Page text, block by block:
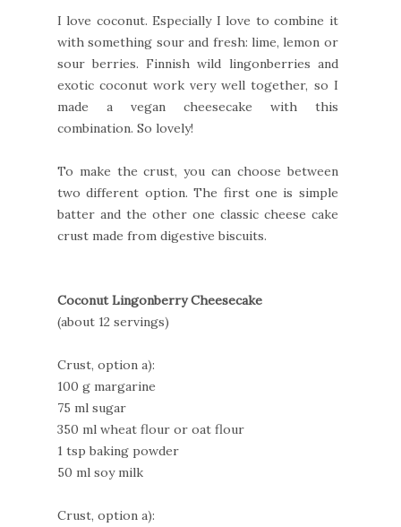
I love coconut. Especially I love to combine it
with something sour and fresh: lime, lemon or
sour berries. Finnish wild lingonberries and
exotic coconut work very well together, so I
made a vegan cheesecake with this
combination. So lovely!
To make the crust, you can choose between
two different option. The first one is simple
batter and the other one classic cheese cake
crust made from digestive biscuits.
Coconut Lingonberry Cheesecake
(about 12 servings)
Crust, option a):
100 g margarine
75 ml sugar
350 ml wheat flour or oat flour
1 tsp baking powder
50 ml soy milk
Crust, option a):